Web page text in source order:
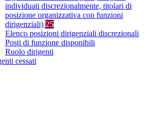
individuati discrezionalmente, titolari di
posizione organizzativa con funzioni
dirigenziali) 25
Elenco posizioni dirigenziali discrezionali
Posti di funzione disponibili
Ruolo dirigenti
cessati